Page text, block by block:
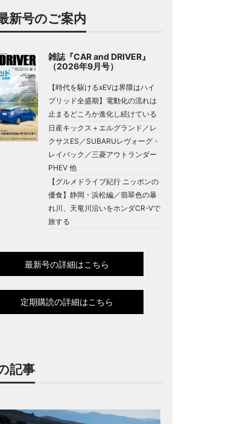
新号のご案内
雑誌『CAR and DRIVER』
（2026年9月号）
【時代を駆けるxEVは界隈はハイ
ブリッド全盛期】電動化の流れは
止まるどころか進化し続けている
日産キックス＋エルグランド／レ
クサスES／SUBARUレヴォーグ・
レイバック／三菱アウトランダー
PHEV 他
【グルメドライブ紀行 ニッポンの
優食】静岡・浜松編／翡翠色の暴
れ川、天竜川沿いをホンダCR-Vで
旅する
最新号の詳細はこちら
定期購読の詳細はこちら
記事